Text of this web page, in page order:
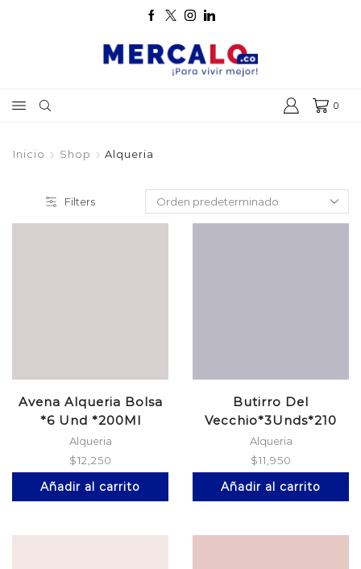
0
Inicio Shop Alqueria
Filters
Avena Alqueria Bolsa
*6 Und *200Ml
Auntentica
Alqueria
$12,250
Añadir al carrito
Butirro Del
Vecchio*3Unds*210
Grms
Alqueria
$11,950
Añadir al carrito